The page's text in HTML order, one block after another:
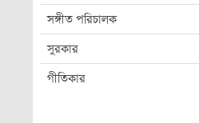
সঙ্গীত পরিচালক
সুরকার
গীতিকার